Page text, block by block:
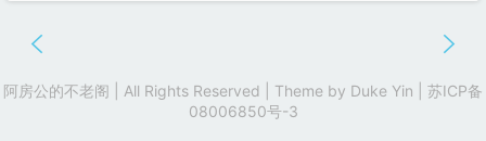
阿房公的不老阁 | All Rights Reserved | Theme by Duke Yin
苏ICP备
08006850号-3